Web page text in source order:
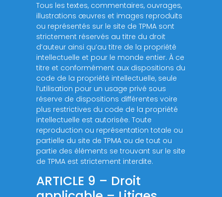
Tous les textes, commentaires, ouvrages,
illustrations œuvres et images reproduits
ou représentés sur le site de TPMA sont
strictement réservés au titre du droit
d’auteur ainsi qu’au titre de la propriété
intellectuelle et pour le monde entier. À ce
titre et conformément aux dispositions du
code de la propriété intellectuelle, seule
l’utilisation pour un usage privé sous
réserve de dispositions différentes voire
plus restrictives du code de la propriété
intellectuelle est autorisée. Toute
reproduction ou représentation totale ou
partielle du site de TPMA ou de tout ou
partie des éléments se trouvant sur le site
de TPMA est strictement interdite.
ARTICLE 9 – Droit